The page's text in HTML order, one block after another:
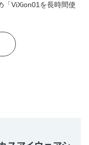
「ViXion01を長時間使